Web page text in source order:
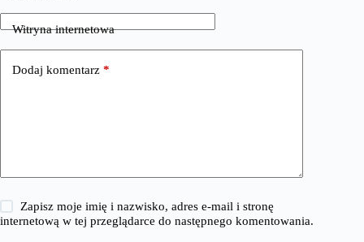
Witryna internetowa
Dodaj komentarz *
Zapisz moje imię i nazwisko, adres e-mail i stronę
internetową w tej przeglądarce do następnego komentowania.